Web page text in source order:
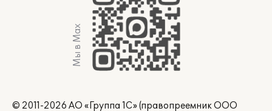
Мы в Max
© 2011-2026 АО «Группа 1С» (правопреемник ООО